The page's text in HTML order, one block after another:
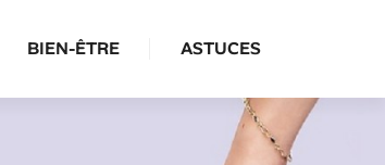
BIEN-ÊTRE ASTUCES